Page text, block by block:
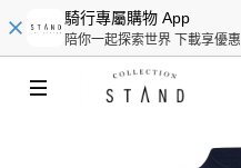
騎行專屬購物 App
陪你一起探索世界 下載享優惠